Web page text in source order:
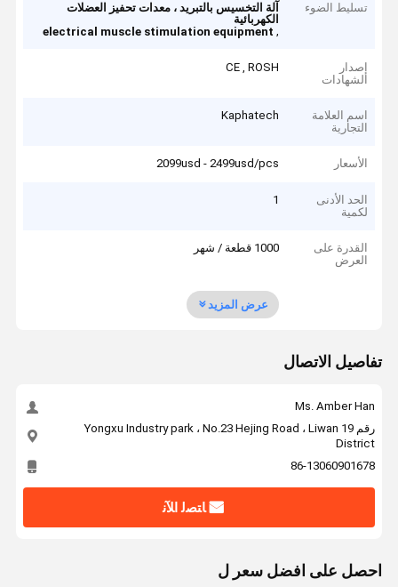
تسليط الضوء
آلة التخسيس بالتبريد ، معدات تحفيز العضلات
الكهربائية
,
electrical muscle stimulation equipment
إصدار
الشهادات
CE , ROSH
اسم العلامة
التجارية
Kaphatech
الأسعار 2099usd - 2499usd/pcs
الحد الأدنى
لكمية
1
القدرة على
العرض
1000 قطعة / شهر
عرض المزيد
تفاصيل الاتصال
Ms. Amber Han
رقم 19 Yongxu Industry park ، No.23 Hejing Road ، Liwan
District
86-13060901678
ﺎﺘﺼﻟ ﺍﻶﻧ
احصل على افضل سعر ل